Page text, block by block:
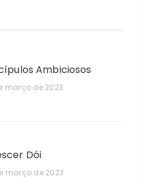
Ambiciosos
março de 2023
Dói
março de 2023